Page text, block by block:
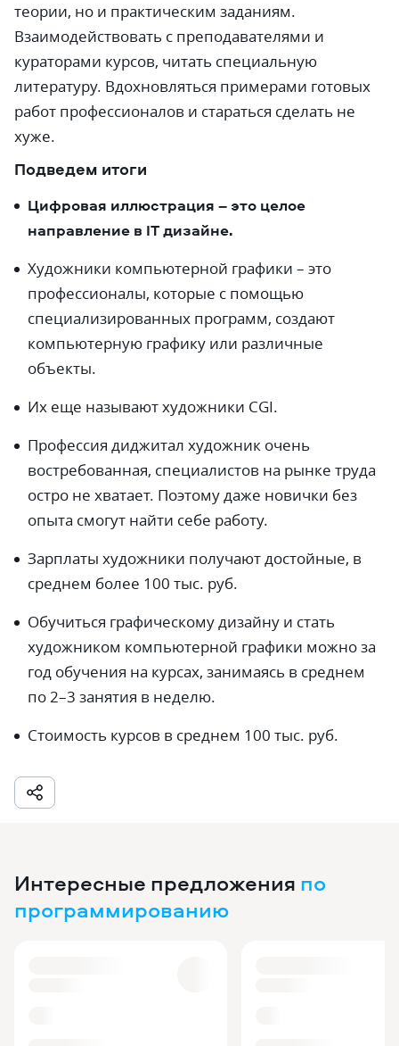
теории, но и практическим заданиям.
Взаимодействовать с преподавателями и
кураторами курсов, читать специальную
литературу. Вдохновляться примерами готовых
работ профессионалов и стараться сделать не
хуже.
Подведем итоги
Цифровая иллюстрация – это целое
направление в IT дизайне.
Художники компьютерной графики – это
профессионалы, которые с помощью
специализированных программ, создают
компьютерную графику или различные
объекты.
Их еще называют художники CGI.
Профессия диджитал художник очень
востребованная, специалистов на рынке труда
остро не хватает. Поэтому даже новички без
опыта смогут найти себе работу.
Зарплаты художники получают достойные, в
среднем более 100 тыс. руб.
Обучиться графическому дизайну и стать
художником компьютерной графики можно за
год обучения на курсах, занимаясь в среднем
по 2–3 занятия в неделю.
Стоимость курсов в среднем 100 тыс. руб.
Интересные предложения по
программированию